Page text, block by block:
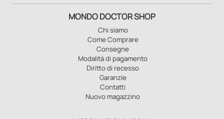
MONDO DOCTOR SHOP
Chi siamo
Come Comprare
Consegne
Modalità di pagamento
Diritto di recesso
Garanzie
Contatti
Nuovo magazzino